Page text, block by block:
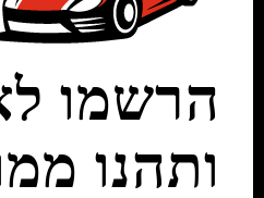
הרשמו
ותהנו